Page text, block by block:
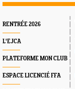
RENTRÉE 2026
L'EJCA
PLATEFORME MON CLUB
ESPACE LICENCIÉ FFA